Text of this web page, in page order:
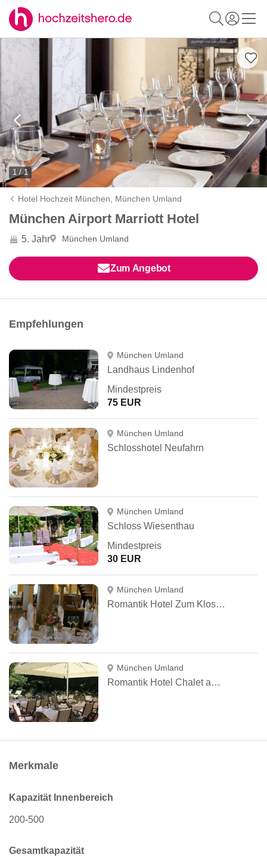
1 / 1
Hotel Hochzeit München, München Umland
München Airport Marriott Hotel
5. Jahr München Umland
Zum Angebot
Empfehlungen
München Umland
Landhaus Lindenhof
Mindestpreis
75 EUR
München Umland
Schlosshotel Neufahrn
München Umland
Schloss Wiesenthau
Mindestpreis
30 EUR
München Umland
Romantik Hotel Zum Klosterbräu
München Umland
Romantik Hotel Chalet am Kiental
Merkmale
Kapazität Innenbereich
200-500
Gesamtkapazität